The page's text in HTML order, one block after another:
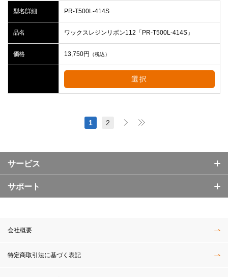
型名/詳細 PR-T500L-414S
品名 ワックスレジンリボン112「PR-T500L-414S」
価格 13,750円 （税込）
選択
1 2
サービス
サポート
会社概要
特定商取引法に基づく表記